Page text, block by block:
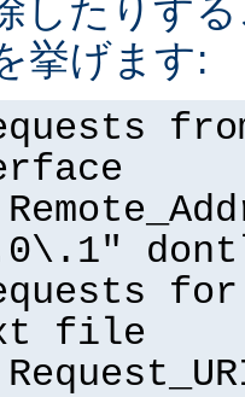
したりす
挙げます:
file